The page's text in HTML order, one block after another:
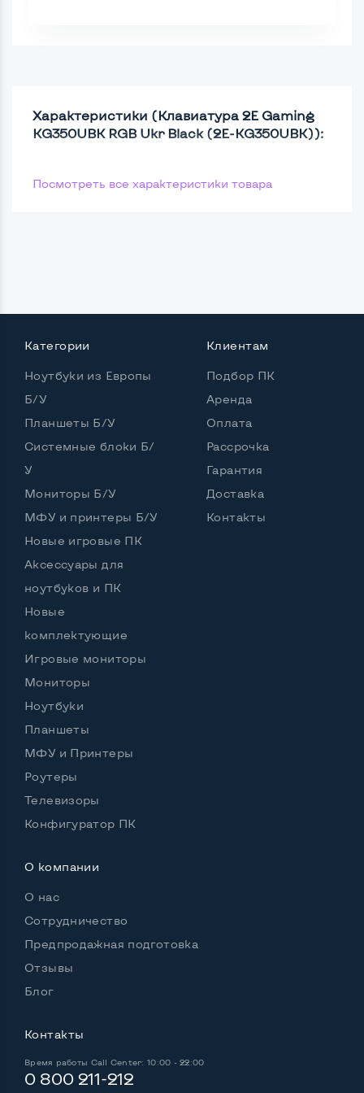
Характеристики (Клавиатура 2E Gaming
KG350UBK RGB Ukr Black (2E-KG350UBK)):
Посмотреть все характеристики товара
Категории
Ноутбуки из Европы
Б/У
Планшеты Б/У
Системные блоки Б/
У
Мониторы Б/У
МФУ и принтеры Б/У
Новые игровые ПК
Аксессуары для
ноутбуков и ПК
Новые
комплектующие
Игровые мониторы
Мониторы
Ноутбуки
Планшеты
МФУ и Принтеры
Роутеры
Телевизоры
Конфигуратор ПК
Клиентам
Подбор ПК
Аренда
Оплата
Рассрочка
Гарантия
Доставка
Контакты
О компании
О нас
Сотрудничество
Предпродажная подготовка
Отзывы
Блог
Контакты
Время работы Call Center: 10:00 - 22:00
0 800 211-212